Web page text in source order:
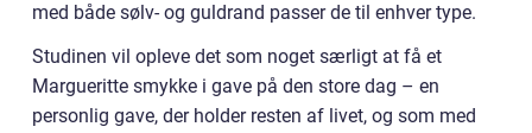
med både sølv- og guldrand passer de til enhver type.
Studinen vil opleve det som noget særligt at få et
Margueritte smykke i gave på den store dag – en
personlig gave, der holder resten af livet, og som med